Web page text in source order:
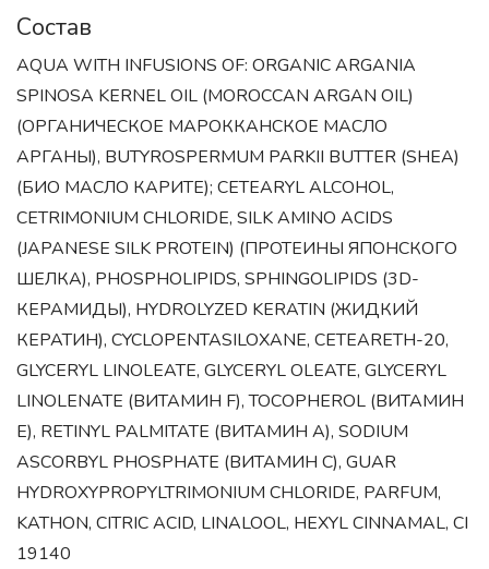
Состав
AQUA WITH INFUSIONS OF: ORGANIC ARGANIA
SPINOSA KERNEL OIL (MOROCCAN ARGAN OIL)
(ОРГАНИЧЕСКОЕ МАРОККАНСКОЕ МАСЛО
АРГАНЫ), BUTYROSPERMUM PARKII BUTTER (SHEA)
(БИО МАСЛО КАРИТЕ); CETEARYL ALCOHOL,
CETRIMONIUM CHLORIDE, SILK AMINO ACIDS
(JAPANESE SILK PROTEIN) (ПРОТЕИНЫ ЯПОНСКОГО
ШЕЛКА), PHOSPHOLIPIDS, SPHINGOLIPIDS (3D-
КЕРАМИДЫ), HYDROLYZED KERATIN (ЖИДКИЙ
КЕРАТИН), CYCLOPENTASILOXANE, CETEARETH-20,
GLYCERYL LINOLEATE, GLYCERYL OLEATE, GLYCERYL
LINOLENATE (ВИТАМИН F), TOCOPHEROL (ВИТАМИН
E), RETINYL PALMITATE (ВИТАМИН A), SODIUM
ASCORBYL PHOSPHATE (ВИТАМИН C), GUAR
HYDROXYPROPYLTRIMONIUM CHLORIDE, PARFUM,
KATHON, CITRIC ACID, LINALOOL, HEXYL CINNAMAL, CI
19140